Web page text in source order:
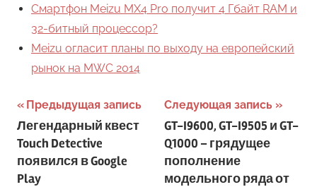
Смартфон Meizu MX4 Pro получит 4 Гбайт RAM и
32-битный процессор?
Meizu огласит планы по выходу на европейский
рынок на MWC 2014
Навигация
по
записям
Предыдущая запись
Легендарный квест
Touch Detective
появился в Google
Play
Следующая запись
GT-I9600, GT-I9505 и GT-
Q1000 – грядущее
пополнение
модельного ряда от